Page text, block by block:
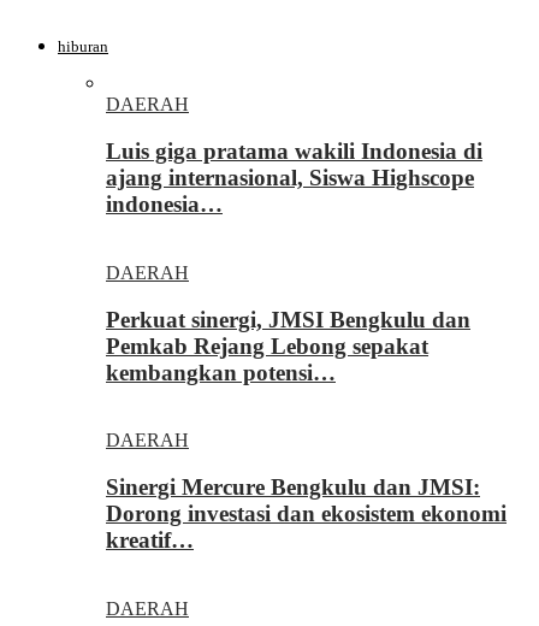
hiburan
DAERAH
Luis giga pratama wakili Indonesia di
ajang internasional, Siswa Highscope
indonesia…
DAERAH
Perkuat sinergi, JMSI Bengkulu dan
Pemkab Rejang Lebong sepakat
kembangkan potensi…
DAERAH
Sinergi Mercure Bengkulu dan JMSI:
Dorong investasi dan ekosistem ekonomi
kreatif…
DAERAH